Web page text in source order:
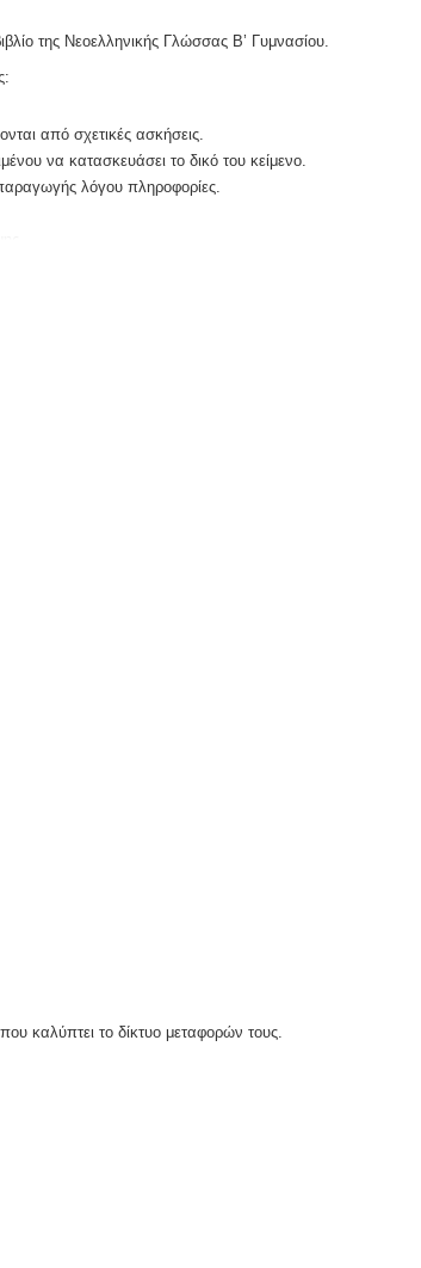
της Νεοελληνικής Γλώσσας Β’ Γυμνασίου.
από σχετικές ασκήσεις.
να κατασκευάσει το δικό του κείμενο.
λόγου πληροφορίες.
θα του δώσει κάποιες κατευθύνσεις και
καλύπτει το δίκτυο μεταφορών τους.